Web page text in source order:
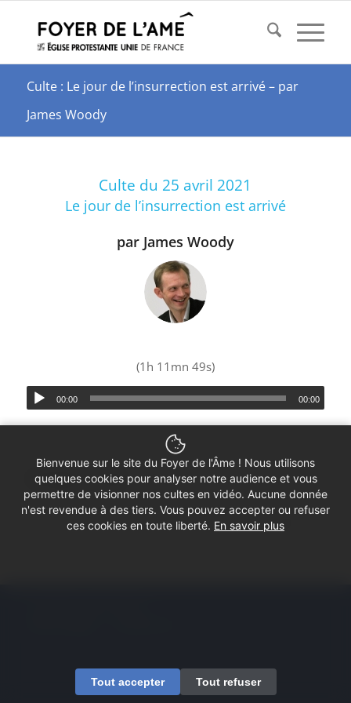
Culte : Le jour de l’insurrection est arrivé – par
James Woody
Culte du 25 avril 2021
Le jour de l’insurrection est arrivé
par James Woody
(1h 11mn 49s)
00:00 00:00
Partager ce culte
Bienvenue sur le site du Foyer de l'Âme ! Nous utilisons
quelques cookies pour analyser notre audience et vous
permettre de visionner nos cultes en vidéo. Aucune donnée
n'est revendue à des tiers. Vous pouvez accepter ou refuser
ces cookies en toute liberté. En savoir plus
Tout accepter Tout refuser